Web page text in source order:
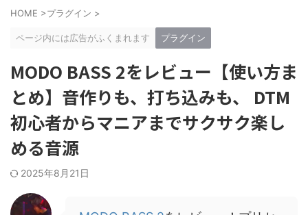
HOME >プラグイン >
ページ内には広告がふくまれます プラグイン
MODO BASS 2をレビュー【使い方ま
とめ】音作りも、打ち込みも、 DTM
初心者からマニアまでサクサク楽し
める音源
2025年8月21日